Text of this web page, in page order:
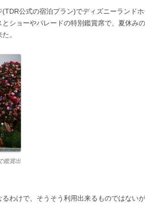
公式の宿泊プラン)でディズニーランド
ショーやパレードの特別鑑賞席で、夏休み
。
鑑賞出
わけで、そうそう利用出来るものではない